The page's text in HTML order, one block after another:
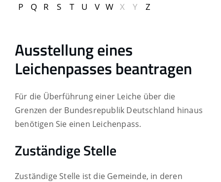
P
Q R S T U V W X Y Z
Ausstellung eines
Leichenpasses beantragen
Für die Überführung einer Leiche über die
Grenzen der Bundesrepublik Deutschland hinaus
benötigen Sie einen Leichenpass.
Zuständige Stelle
Zuständige Stelle ist die Gemeinde, in deren